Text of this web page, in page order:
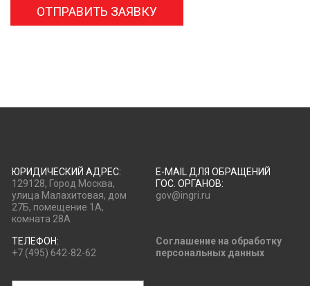
ОТПРАВИТЬ ЗАЯВКУ
ЮРИДИЧЕСКИЙ АДРЕС:
129128, Город Москва,
улица Малахитовая, дом
27Б, помещение 1А,
комната 28А
E-MAIL ДЛЯ ОБРАЩЕНИЙ
ГОС. ОРГАНОВ:
gov@ingri.ru
ТЕЛЕФОН:
+7 (495) 642-82-62
Соглашение на обработку
персональных данных